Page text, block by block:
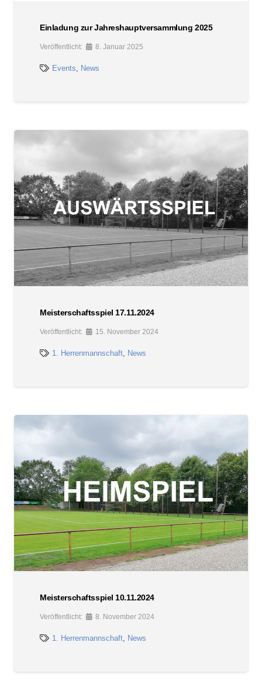
Einladung zur Jahreshauptversammlung 2025
Veröffentlicht: 8. Januar 2025
Events, News
Meisterschaftsspiel 17.11.2024
Veröffentlicht: 15. November 2024
1. Herrenmannschaft, News
Meisterschaftsspiel 10.11.2024
Veröffentlicht: 8. November 2024
1. Herrenmannschaft News